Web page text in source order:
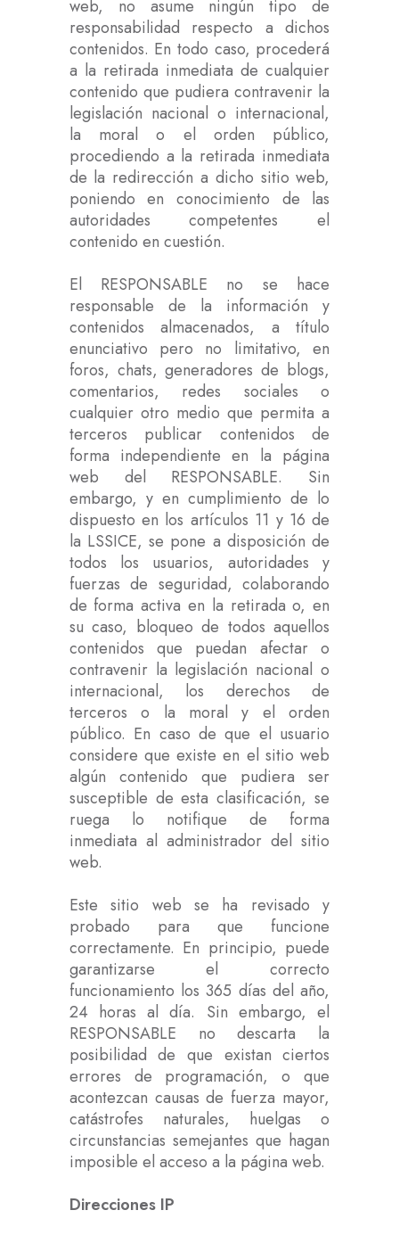
web, no asume ningún tipo de
responsabilidad respecto a dichos
contenidos. En todo caso, procederá
a la retirada inmediata de cualquier
contenido que pudiera contravenir la
legislación nacional o internacional,
la moral o el orden público,
procediendo a la retirada inmediata
de la redirección a dicho sitio web,
poniendo en conocimiento de las
autoridades competentes el
contenido en cuestión.
El RESPONSABLE no se hace
responsable de la información y
contenidos almacenados, a título
enunciativo pero no limitativo, en
foros, chats, generadores de blogs,
comentarios, redes sociales o
cualquier otro medio que permita a
terceros publicar contenidos de
forma independiente en la página
web del RESPONSABLE. Sin
embargo, y en cumplimiento de lo
dispuesto en los artículos 11 y 16 de
la LSSICE, se pone a disposición de
todos los usuarios, autoridades y
fuerzas de seguridad, colaborando
de forma activa en la retirada o, en
su caso, bloqueo de todos aquellos
contenidos que puedan afectar o
contravenir la legislación nacional o
internacional, los derechos de
terceros o la moral y el orden
público. En caso de que el usuario
considere que existe en el sitio web
algún contenido que pudiera ser
susceptible de esta clasificación, se
ruega lo notifique de forma
inmediata al administrador del sitio
web.
Este sitio web se ha revisado y
probado para que funcione
correctamente. En principio, puede
garantizarse el correcto
funcionamiento los 365 días del año,
24 horas al día. Sin embargo, el
RESPONSABLE no descarta la
posibilidad de que existan ciertos
errores de programación, o que
acontezcan causas de fuerza mayor,
catástrofes naturales, huelgas o
circunstancias semejantes que hagan
imposible el acceso a la página web.
Direcciones IP